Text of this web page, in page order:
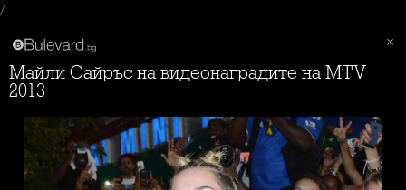
/
Майли Сайръс на видеонаградите на MTV
2013